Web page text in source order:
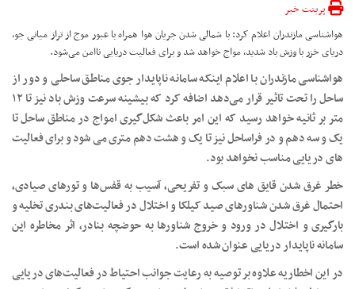
پرینت خبر
هواشناسی مازندران اعلام کرد: با شمالی شدن جریان هوا همراه با عبور موج از تراز میانی جو،
دریای خزر با وزش باد شدید، مواج خواهد شد و برای فعالیت دریایی ناامن می‌شود.
هواشناسی مازندران با اعلام اینکه سامانه ناپایدار جوی مناطق ساحلی و دور از
ساحل را تحت تاثیر قرار می‌دهد اضافه کرد که بیشینه سرعت وزش باد نیز تا ۱۲
متر بر ثانیه خواهد رسید که این امر باعث شکل‌گیری امواج در مناطق ساحل تا
یک و سه دهم و در فراساحل نیز تا یک و هشت دهم متری می شود و برای فعالیت
های دریایی مناسب نخواهد بود.
خطر غرق شدن قایق های سبک و تفریحی، آسیب به قفس‌ها و تورهای صیادی،
احتمال غرق شدن شناورهای صید کیلکا و اختلال در فعالیت‌های بندری تخلیه و
بارگیری و اختلال در ورود و خروج شناورها به حوضچه بنادر، اثر مخاطره این
سامانه ناپایدار دریایی عنوان شده است.
در این اخطاریه علاوه بر توصیه به رعایت جوانب احتیاط در فعالیت‌های دریایی